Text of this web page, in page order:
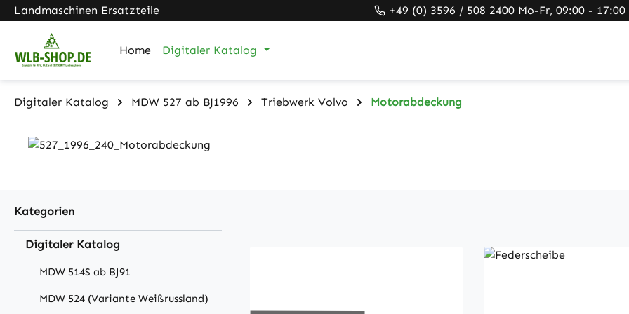
Hauptinhalt springen
Zur Suche springen
Zur Hauptnavigation springen
Landmaschinen Ersatzteile +49 (0) 3596 / 508 2400 Mo-Fr, 09:00 - 17:00
Home Digitaler Katalog
Digitaler Katalog MDW 527 ab BJ1996 Triebwerk Volvo Motorabdeckung
Kategorien
Digitaler Katalog
MDW 514S ab BJ91
MDW 524 (Variante Weißrussland)